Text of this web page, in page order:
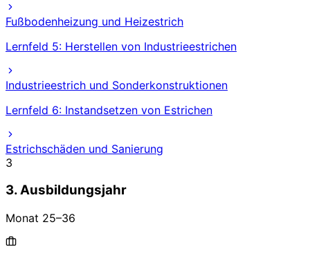
Fußbodenheizung und Heizestrich
Lernfeld 5: Herstellen von Industrieestrichen
Industrieestrich und Sonderkonstruktionen
Lernfeld 6: Instandsetzen von Estrichen
Estrichschäden und Sanierung
3
3. Ausbildungsjahr
Monat 25–36